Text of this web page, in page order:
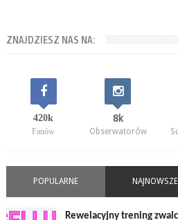
ZNAJDZIESZ NAS NA:
420k
Fanów
8k
Obserwatorów
POPULARNE NAJNOWSZE
Rewelacyjny trening